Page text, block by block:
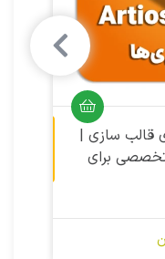
قالب‌ سازی |
تخصصی برای